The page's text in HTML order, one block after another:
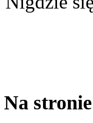
Na stronie